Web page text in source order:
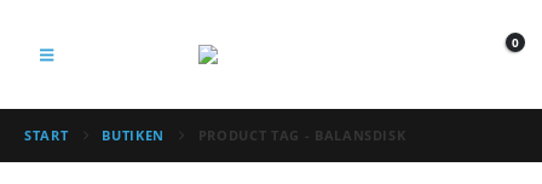
0
START BUTIKEN PRODUCT TAG - BALANSDISK